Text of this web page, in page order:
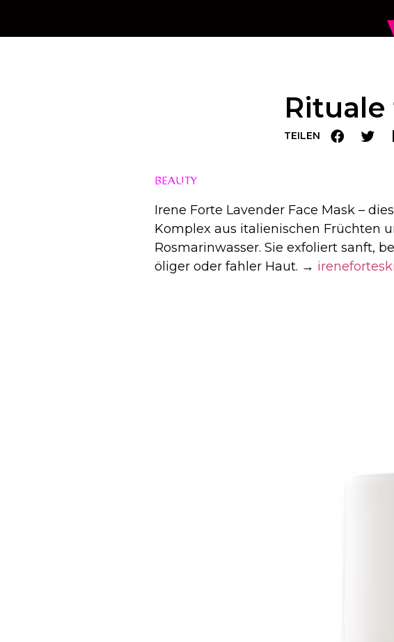
TEILEN
BEAUTY
Irene Forte Lavender Face Mask –
Komplex aus italienischen Früchten
Rosmarinwasser. Sie exfoliert sanft,
öliger oder fahler Haut. →